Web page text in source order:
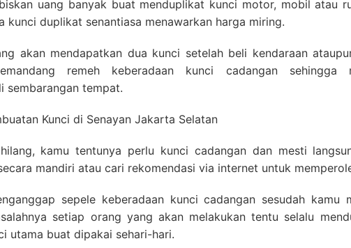
uang banyak buat menduplikat kunci motor, mobil atau
kunci duplikat senantiasa menawarkan harga miring.
akan mendapatkan dua kunci setelah beli kendaraan
remeh keberadaan kunci cadangan
sembarangan tempat.
kamu tentunya perlu kunci cadangan dan mesti
mandiri atau cari rekomendasi via internet untuk
sepele keberadaan kunci cadangan sesudah kamu
setiap orang yang akan melakukan tentu selalu
utama buat dipakai sehari-hari.